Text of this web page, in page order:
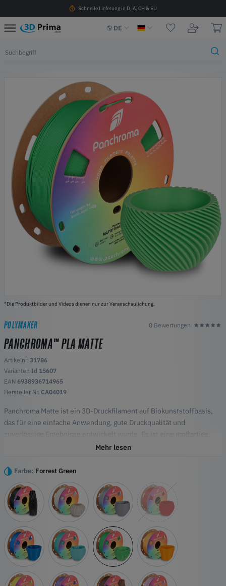
Schnelle Lieferung in D, A, CH & EU
DE
*Die Produktbilder und Videos dienen nur zur Veranschaulichung.
POLYMAKER 0 Bewertungen
PANCHROMA™ PLA MATTE
Artikelnr. 31786
Varianten Id 15607
EAN 6938936714965
Hersteller Nr. CA04019
Panchroma Matte ist ein 3D-Druckfilament auf Biokunststoffbasis,
das für eine einfache Anwendung, gute Druckqualität und
zuverlässige Ergebnisse entwickelt wurde. Es ist eine großartige
Option für diejenigen, die eine matte Oberfläche und ein glattes
gleichen hochwertigen Farben und Oberflächen, jetzt unter einem
einfacheren Namen.
Höhepunkte
Dichte 1,37g/cm
Funktioniert gut mit jedem handelsüblichen 3D-Drucker
Am besten geeignet für Ausdrucke auf neueren Modellen, aber
für ältere Drucker können auch langsamere Geschwindigkeiten
erforderlich sein
Geringfügig abrasiver als Standard-Glanz-PLA
Erwägen Sie eine gehärtete Düse für häufigen Gebrauch
Mehr lesen
Farbe: Forrest Green